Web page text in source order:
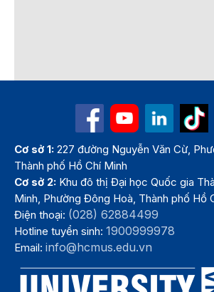
Cơ sở 1: 227 đường Nguyễn Văn Cừ,
Thành phố Hồ Chí Minh
Cơ sở 2: Khu đô thị Đại học Quốc gia
Minh, Phường Đông Hoà, Thành phố Hồ
Điện thoại: (028) 62884499
Hotline tuyển sinh:1900999978
Email:info@hcmus.edu.vn